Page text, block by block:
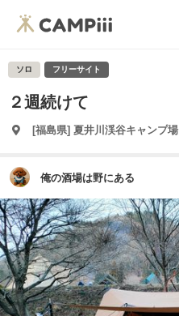
ソロ フリーサイト
２週続けて
[福島県] 夏井川渓谷キャンプ場
俺の酒場は野にある